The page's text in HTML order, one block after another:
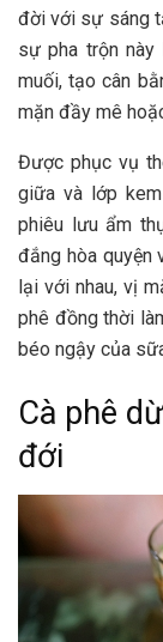
đời với sự sáng
sự pha trộn
muối, tạo cân
mặn đầy mê
Được phục vụ
giữa và lớp
phiêu lưu ẩm
đắng hòa quyện
lại với nhau, vị
phê đồng thời
béo ngậy của
Cà phê
đới